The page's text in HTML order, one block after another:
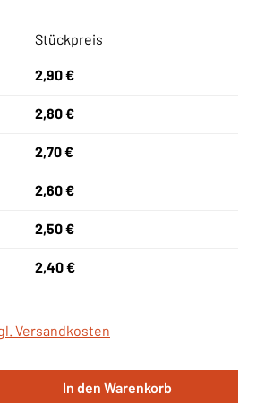
Stückpreis
2,90 €
2,80 €
2,70 €
2,60 €
2,50 €
2,40 €
Versandkosten
Gib den gewünschten
In den Warenkorb